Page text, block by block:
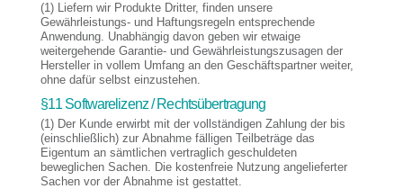
(1) Liefern wir Produkte Dritter, finden unsere
Gewährleistungs- und Haftungsregeln entsprechende
Anwendung. Unabhängig davon geben wir etwaige
weitergehende Garantie- und Gewährleistungszusagen der
Hersteller in vollem Umfang an den Geschäftspartner weiter,
ohne dafür selbst einzustehen.
§11 Softwarelizenz / Rechtsübertragung
(1) Der Kunde erwirbt mit der vollständigen Zahlung der bis
(einschließlich) zur Abnahme fälligen Teilbeträge das
Eigentum an sämtlichen vertraglich geschuldeten
beweglichen Sachen. Die kostenfreie Nutzung angelieferter
Sachen vor der Abnahme ist gestattet.